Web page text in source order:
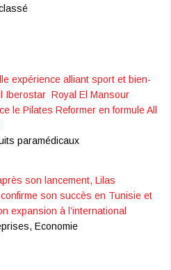
expérience alliant sport et bien-
Iberostar Royal El Mansour
le Pilates Reformer en formule All
paramédicaux
son lancement, Lilas
son succès en Tunisie et
expansion à l’international
Economie